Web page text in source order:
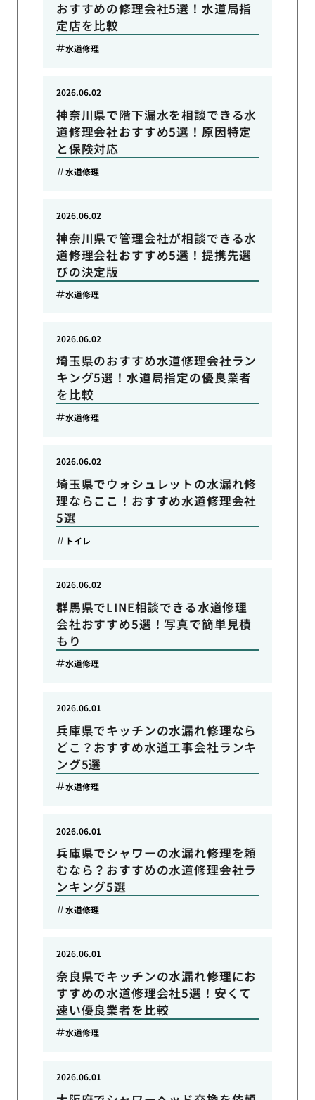
おすすめの修理会社5選！水道局指
定店を比較
水道修理
神奈川県で階下漏水を相談できる水
道修理会社おすすめ5選！原因特定
と保険対応
2026.06.02
水道修理
神奈川県で管理会社が相談できる水
道修理会社おすすめ5選！提携先選
びの決定版
2026.06.02
水道修理
埼玉県のおすすめ水道修理会社ラン
キング5選！水道局指定の優良業者
を比較
2026.06.02
水道修理
埼玉県でウォシュレットの水漏れ修
理ならここ！おすすめ水道修理会社
5選
2026.06.02
トイレ
群馬県でLINE相談できる水道修理
会社おすすめ5選！写真で簡単見積
もり
2026.06.02
水道修理
兵庫県でキッチンの水漏れ修理なら
どこ？おすすめ水道工事会社ランキ
ング5選
2026.06.01
水道修理
兵庫県でシャワーの水漏れ修理を頼
むなら？おすすめの水道修理会社ラ
ンキング5選
2026.06.01
水道修理
奈良県でキッチンの水漏れ修理にお
すすめの水道修理会社5選！安くて
速い優良業者を比較
2026.06.01
水道修理
2026.06.01